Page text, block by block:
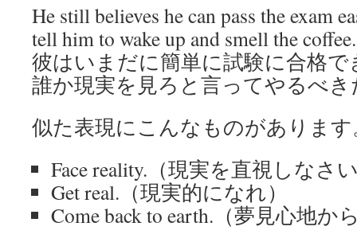
He still believes he can pass the exam
tell him to wake up and smell the coffee.
彼はいまだに簡単に試験に合格
誰か現実を見ろと言ってやるべき
似た表現にこんなものがあります
Face reality.（現実を直視しなさ
Get real.（現実的になれ）
Come back to earth.（夢見心地か